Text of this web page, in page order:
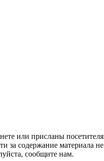
или присланы
за содержание материала
сообщите нам.